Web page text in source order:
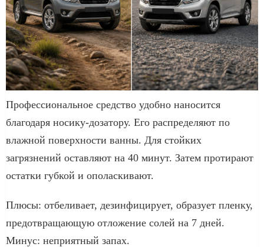
Профессиональное средство удобно наносится
благодаря носику-дозатору. Его распределяют по
влажной поверхности ванны. Для стойких
загрязнений оставляют на 40 минут. Затем протирают
остатки губкой и ополаскивают.
Плюсы: отбеливает, дезинфицирует, образует пленку,
предотвращающую отложение солей на 7 дней.
Минус: неприятный запах.